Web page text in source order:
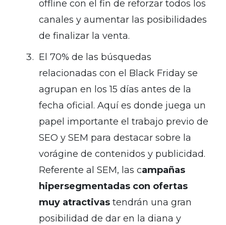
offline con el fin de reforzar todos los
canales y aumentar las posibilidades
de finalizar la venta.
El 70% de las búsquedas
relacionadas con el Black Friday se
agrupan en los 15 días antes de la
fecha oficial. Aquí es donde juega un
papel importante el trabajo previo de
SEO y SEM para destacar sobre la
vorágine de contenidos y publicidad.
Referente al SEM, las campañas
hipersegmentadas con ofertas
muy atractivas tendrán una gran
posibilidad de dar en la diana y